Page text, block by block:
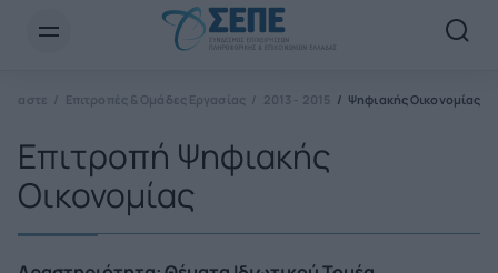
Επιτροπές & Ομάδες Εργασίας 2013 - 2015 Ψηφιακής Οικονομίας
Επιτροπή Ψηφιακής
Οικονομίας
Newsletter Email*